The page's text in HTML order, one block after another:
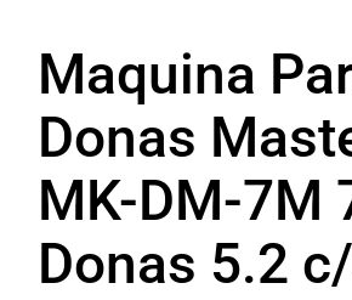
Maquina
Donas
MK-DM-7M
Donas 5.2